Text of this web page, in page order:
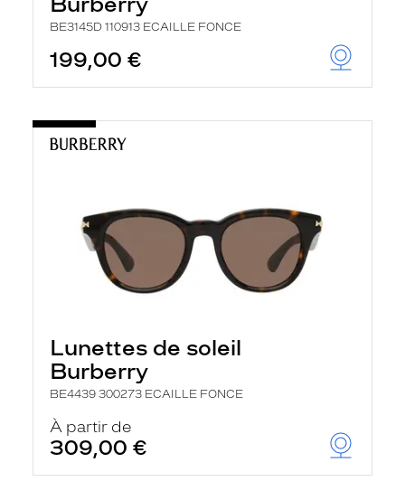
BE3145D 110913 ECAILLE FONCE
199,00 €
Lunettes de soleil
Burberry
BE4439 300273 ECAILLE FONCE
À partir de
309,00 €